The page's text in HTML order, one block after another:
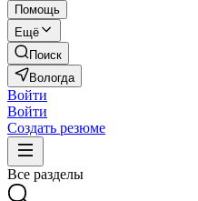
Помощь
Ещё
Поиск
Вологда
Войти
Войти
Создать резюме
Все разделы